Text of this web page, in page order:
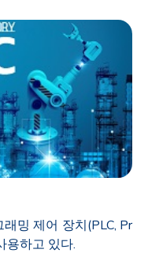
밍 제어 장치(PLC, Pr
용하고 있다.